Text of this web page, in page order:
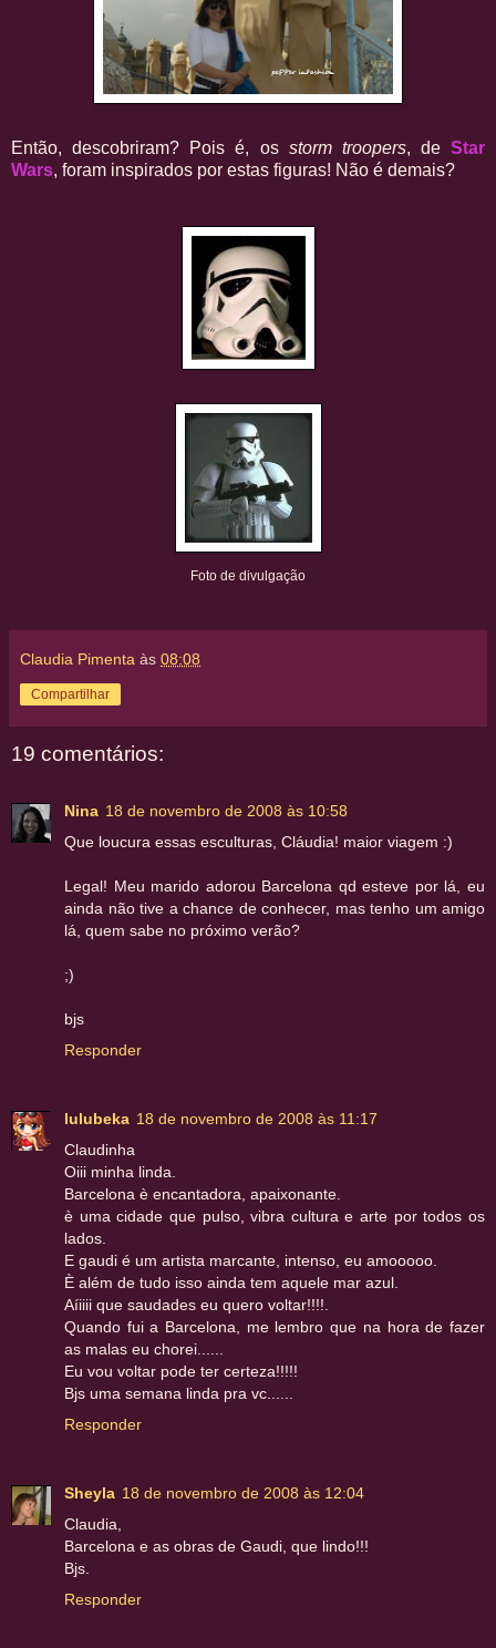
Então, descobriram? Pois é, os storm troopers, de Star
Wars, foram inspirados por estas figuras! Não é demais?
Foto de divulgação
Claudia Pimenta às 08:08
Compartilhar
19 comentários:
Nina 18 de novembro de 2008 às 10:58
Que loucura essas esculturas, Cláudia! maior viagem :)
Legal! Meu marido adorou Barcelona qd esteve por lá, eu
ainda não tive a chance de conhecer, mas tenho um amigo
lá, quem sabe no próximo verão?
;)
bjs
Responder
lulubeka 18 de novembro de 2008 às 11:17
Claudinha
Oiii minha linda.
Barcelona è encantadora, apaixonante.
è uma cidade que pulso, vibra cultura e arte por todos os
lados.
E gaudi é um artista marcante, intenso, eu amooooo.
È além de tudo isso ainda tem aquele mar azul.
Aíiiii que saudades eu quero voltar!!!!.
Quando fui a Barcelona, me lembro que na hora de fazer
as malas eu chorei......
Eu vou voltar pode ter certeza!!!!!
Bjs uma semana linda pra vc......
Responder
Sheyla 18 de novembro de 2008 às 12:04
Claudia,
Barcelona e as obras de Gaudi, que lindo!!!
Bjs.
Responder